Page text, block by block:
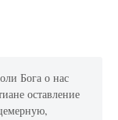
Бога о нас
оставление